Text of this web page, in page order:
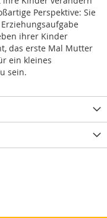
Perspektive: Sie
ihrer Kinder
das erste Mal Mutter
ein kleines
sein.